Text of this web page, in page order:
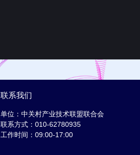
联系我们
单位：中关村产业技术联盟联合会
联系方式：010-62780935
工作时间：09:00-17:00